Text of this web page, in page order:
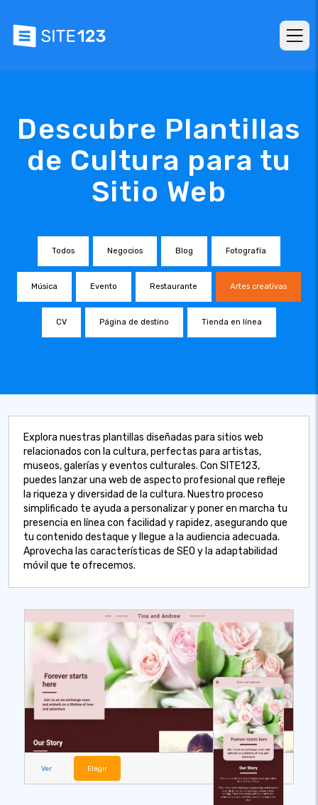
Descubre Plantillas
de Cultura para tu
Sitio Web
Todos Negocios Blog Fotografía
Música Evento Restaurante Artes creativas
CV Página de destino Tienda en línea
Explora nuestras plantillas diseñadas para sitios web
relacionados con la cultura, perfectas para artistas,
museos, galerías y eventos culturales. Con SITE123,
puedes lanzar una web de aspecto profesional que refleje
la riqueza y diversidad de la cultura. Nuestro proceso
simplificado te ayuda a personalizar y poner en marcha tu
presencia en línea con facilidad y rapidez, asegurando que
tu contenido destaque y llegue a la audiencia adecuada.
Aprovecha las características de SEO y la adaptabilidad
móvil que te ofrecemos.
Ver Elegir